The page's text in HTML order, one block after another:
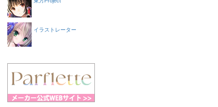
イラストレーター